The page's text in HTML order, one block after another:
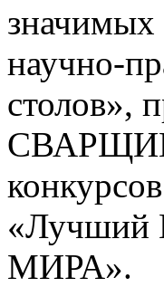
значимых
научно-
столов»,
МИРА».